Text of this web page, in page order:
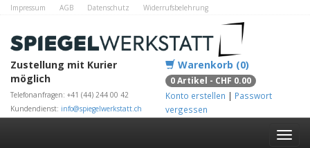
Impressum AGB Datenschutz
Widerrufsbelehrung
Zustellung mit Kurier
möglich
Telefonanfragen: +41 (44) 244 00 42
Kundendienst: info@spiegelwerkstatt.ch
Warenkorb (0)
0 Artikel - CHF 0.00
Konto erstellen | Passwort
vergessen